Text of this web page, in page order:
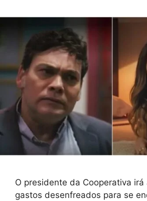
O presidente da Cooperativa irá
gastos desenfreados para se